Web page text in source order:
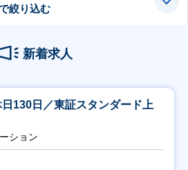
絞り込む
新着求人
日130日／東証スタンダード上
ション